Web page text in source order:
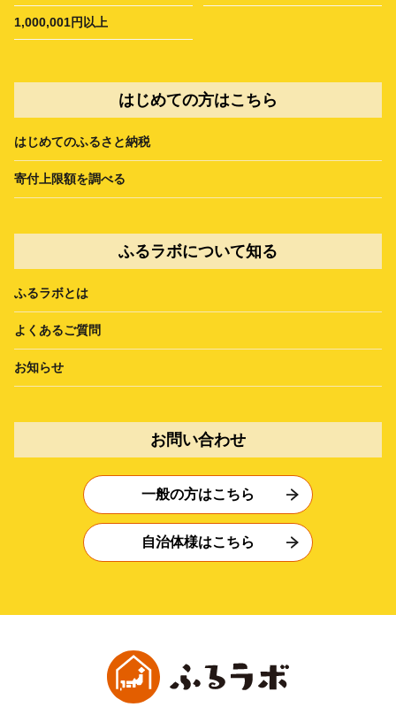
1,000,001円以上
はじめての方はこちら
はじめてのふるさと納税
寄付上限額を調べる
ふるラボについて知る
ふるラボとは
よくあるご質問
お知らせ
お問い合わせ
一般の方はこちら
自治体様はこちら